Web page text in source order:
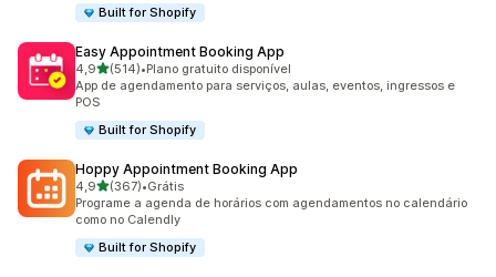
Built for Shopify
Easy Appointment Booking App
4,9de 5 estrelas
(514)
514 avaliações ao todo
•Plano gratuito disponível
App de agendamento para serviços, aulas, eventos, ingressos e
POS
Built for Shopify
Hoppy Appointment Booking App
4,9de 5 estrelas
(367)
367 avaliações ao todo
•Grátis
Programe a agenda de horários com agendamentos no calendário
como no Calendly
Built for Shopify